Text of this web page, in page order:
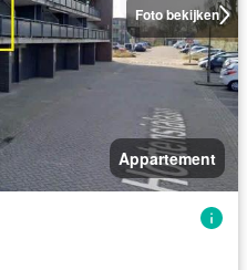
Foto bekijken
Appartement